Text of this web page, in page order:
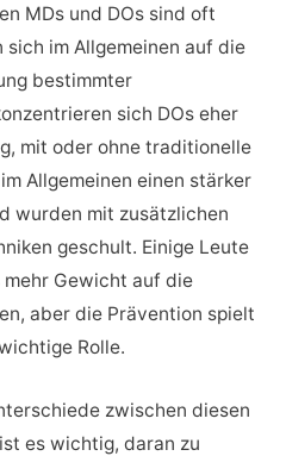
MDs und DOs sind oft
im Allgemeinen auf die
bestimmter
sich DOs eher
mit oder ohne traditionelle
Allgemeinen einen stärker
wurden mit zusätzlichen
geschult. Einige Leute
mehr Gewicht auf die
aber die Prävention spielt
Rolle.
zwischen diesen
es wichtig, daran zu